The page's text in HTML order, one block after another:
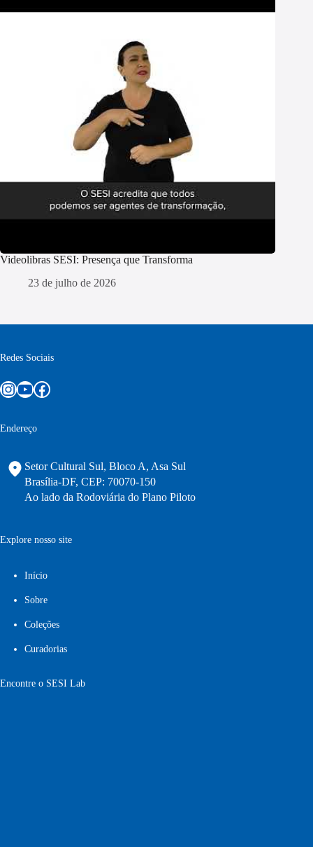
Videolibras SESI: Presença que Transforma
23 de julho de 2026
Redes Sociais
Instagram
Youtube
Facebook
Endereço
Setor Cultural Sul, Bloco A, Asa Sul
Brasília-DF, CEP: 70070-150
Ao lado da Rodoviária do Plano Piloto
Explore nosso site
Início
Sobre
Coleções
Curadorias
Encontre o SESI Lab